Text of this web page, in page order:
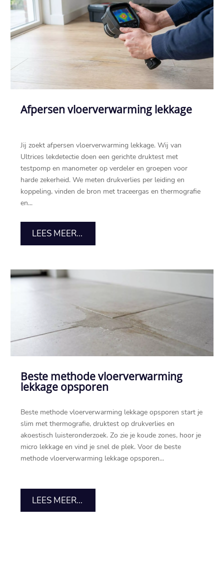
Afpersen vloerverwarming lekkage
Jij zoekt afpersen vloerverwarming lekkage. Wij van
Ultrices lekdetectie doen een gerichte druktest met
testpomp en manometer op verdeler en groepen voor
harde zekerheid. We meten drukverlies per leiding en
koppeling, vinden de bron met traceergas en thermografie
en...
LEES MEER...
Beste methode vloerverwarming
lekkage opsporen
Beste methode vloerverwarming lekkage opsporen start je
slim met thermografie, druktest op drukverlies en
akoestisch luisteronderzoek.​ Zo zie je koude zones, hoor je
micro lekkage en vind je snel de plek.​ Voor de beste
methode vloerverwarming lekkage opsporen...
LEES MEER...